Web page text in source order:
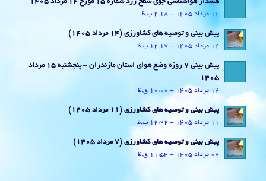
هشدار هواشناسی جوی سطح زرد شماره 15 مورخ 14 مرداد 1405
14 مرداد 1405 - 2:18 ب.ظ
پیش بینی و توصیه های کشاورزی (14 مرداد ۱۴۰۵)
14 مرداد 1405 - 12:17 ب.ظ
پیش بینی 7 روزه وضع هوای استان مازندران – پنجشنبه 15 مرداد
1405
14 مرداد 1405 - 10:00 ق.ظ
پیش بینی و توصیه های کشاورزی (11 مرداد ۱۴۰۵)
11 مرداد 1405 - 12:22 ب.ظ
پیش بینی و توصیه های کشاورزی (7 مرداد ۱۴۰۵)
07 مرداد 1405 - 11:54 ق.ظ